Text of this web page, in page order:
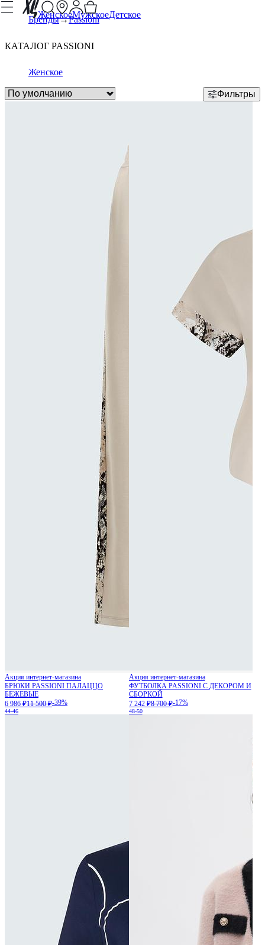
ЖенскоеМужскоеДетское
Бренды Passioni
КАТАЛОГ PASSIONI
Женское
Фильтры
Акция интернет-магазина
БРЮКИ PASSIONI ПАЛАЦЦО
БЕЖЕВЫЕ
6 986 ₽11 500 ₽-39%
44-46
Акция интернет-магазина
ФУТБОЛКА PASSIONI С ДЕКОРОМ И
СБОРКОЙ
7 242 ₽8 700 ₽-17%
48-50